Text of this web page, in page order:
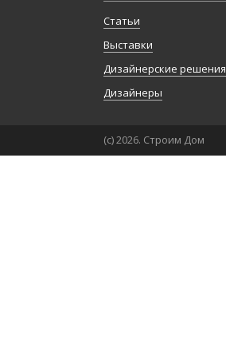
Статьи
Выставки
Дизайнерские решения
Дизайнеры
(с) 2026. Строим Дом